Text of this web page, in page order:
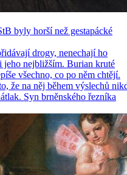
byly horší než gestapácké
drogy, nenechají ho
jeho nejbližším. Burian kruté
všechno, co po něm chtějí.
že na něj během výslechů
Syn brněnského řezníka